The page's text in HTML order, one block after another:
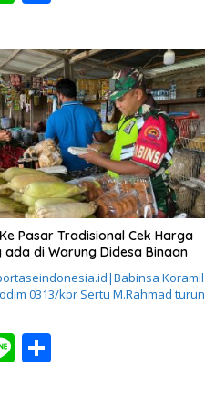
e ar
e
Pasar Tradisional Cek Harga
ada di Warung Didesa Binaan
Koramil
0313/kpr Sertu M.Rahmad turun
Li S